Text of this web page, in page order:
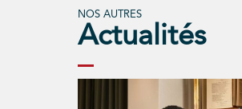
NOS AUTRES
Actualités